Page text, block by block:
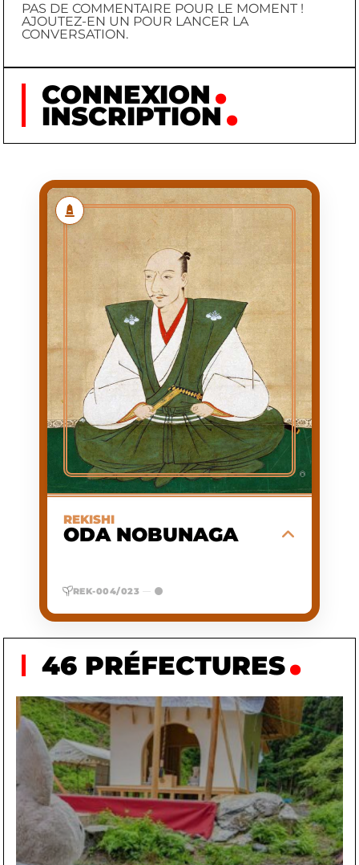
PAS DE COMMENTAIRE POUR LE MOMENT !
AJOUTEZ-EN UN POUR LANCER LA
CONVERSATION.
CONNEXION
INSCRIPTION
©
REKISHI
ODA NOBUNAGA
REK-004/023 —
ODA NOBUNAGA
ODA
PRÉNOM
NOBUNAGA
NAISSANCE
1534/06/23
MORT
1582/06/21
PREMIÈRE
APPARITION
NAISSANCE AU
CHÂTEAU DE SHŌBATA
(OU D'NAGOYA)
DATE
D'APPARITION
1534/06/23
ACTIVITÉ
DAIMYO (SEIGNEUR DE
GUERRE), PREMIER DES
TROIS GRANDS
UNIFICATEURS DU
JAPON
TAILLE
1,66 M
Seigneur de guerre brillant, impitoyable
et visionnaire qui a brisé l'ordre féodal
ancien pour engager le Japon sur la voie
EN SAVOIR PLUS
46 PRÉFECTURES